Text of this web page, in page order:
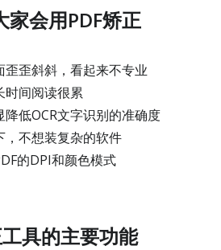
家会用PDF矫正
歪歪斜斜，看起来不专业
时间阅读很累
低OCR文字识别的准确度
，不想装复杂的软件
的DPI和颜色模式
具的主要功能